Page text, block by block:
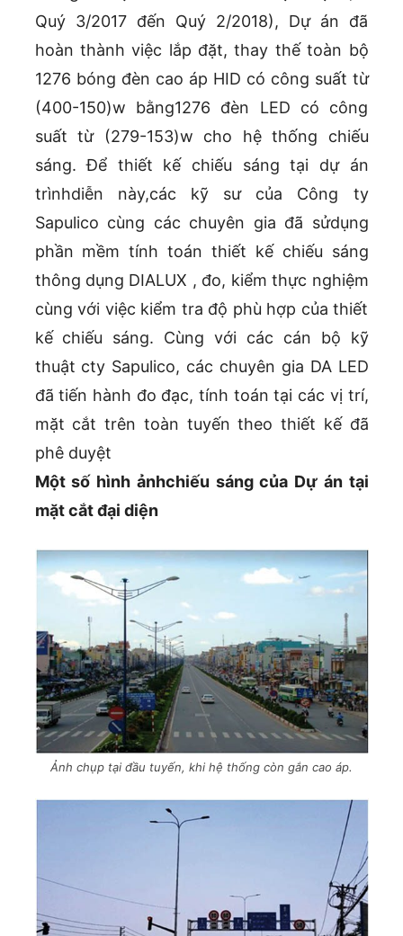
Quý 3/2017 đến Quý 2/2018), Dự án đã
hoàn thành việc lắp đặt, thay thế toàn bộ
1276 bóng đèn cao áp HID có công suất từ
(400-150)w bằng1276 đèn LED có công
suất từ (279-153)w cho hệ thống chiếu
sáng. Để thiết kế chiếu sáng tại dự án
trìnhdiễn này,các kỹ sư của Công ty
Sapulico cùng các chuyên gia đã sửdụng
phần mềm tính toán thiết kế chiếu sáng
thông dụng DIALUX , đo, kiểm thực nghiệm
cùng với việc kiểm tra độ phù hợp của thiết
kế chiếu sáng. Cùng với các cán bộ kỹ
thuật cty Sapulico, các chuyên gia DA LED
đã tiến hành đo đạc, tính toán tại các vị trí,
mặt cắt trên toàn tuyến theo thiết kế đã
phê duyệt
Một số hình ảnhchiếu sáng của Dự án tại
mặt cắt đại diện
Ảnh chụp tại đầu tuyến, khi hệ thống còn gắn cao áp.